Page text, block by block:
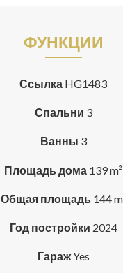
ФУНКЦИИ
Ссылка HG1483
Спальни 3
Ванны 3
Площадь дома 139 m²
Общая площадь 144
Год постройки 2024
ГаражYes